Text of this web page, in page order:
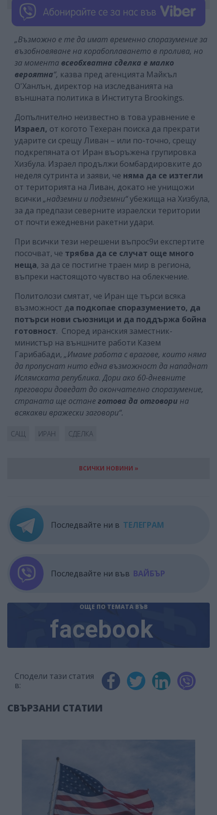
„Възможно е те да имат временно споразумение за
възобновяване на корабоплаването в пролива, но
за момента всеобхватна сделка е малко
вероятна“, казва пред агенцията Майкъл
О'Ханлън, директор на изследванията на
външната политика в Института Brookings.
Допълнително неизвестно в това уравнение е
Израел, от когото Техеран поиска да прекрати
ударите си срещу Ливан – или по-точно, срещу
подкрепяната от Иран въоръжена групировка
Хизбула. Израел продължи бомбардировките до
неделя сутринта и заяви, че няма да се изтегли
от територията на Ливан, докато не унищожи
всички „надземни и подземни“убежища на Хизбула,
за да предпази северните израелски територии
от почти ежедневни ракетни удари.
При всички тези нерешени въпрос9и експертите
посочват, че трябва да се случат още много
неща, за да се постигне траен мир в региона,
въпреки настоящото чувство на облекчение.
Политолози смятат, че Иран ще търси всяка
възможност да подкопае споразумението, да
потърси нови съюзници и да поддържа бойна
готовност. Според иранския заместник-
министър на външните работи Казем
Гарибабади, „Имаме работа с врагове, които няма
да пропуснат нито една възможност да нападнат
Ислямската република. Дори ако 60-дневните
преговори доведат до окончателно споразумение,
страната ще остане готова да отговори на
всякакви вражески заговори“.
САЩ ИРАН СДЕЛКА
ВСИЧКИ НОВИНИ »
Последвайте ни в ТЕЛЕГРАМ
Последвайте ни във ВАЙБЪР
ОЩЕ ПО ТЕМАТА ВЪВ
facebook
Сподели тази статия
в:
СВЪРЗАНИ СТАТИИ